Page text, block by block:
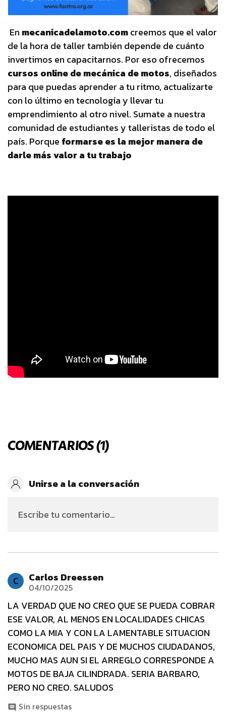
En mecanicadelamoto.comcreemos que el valor
de la hora de taller también depende de cuánto
invertimos en capacitarnos. Por eso ofrecemos
cursos online de mecánica de motos, diseñados
para que puedas aprender a tu ritmo, actualizarte
con lo último en tecnología y llevar tu
emprendimiento al otro nivel. Sumate a nuestra
comunidad de estudiantes y talleristas de todo el
país. Porque formarse es la mejor manera de
darle más valor a tu trabajo
COMENTARIOS (1)
Unirse a la conversación
Escribe tu comentario…
C Carlos Dreessen
04/10/2025
LA VERDAD QUE NO CREO QUE SE PUEDA COBRAR
ESE VALOR, AL MENOS EN LOCALIDADES CHICAS
COMO LA MIA Y CON LA LAMENTABLE SITUACION
ECONOMICA DEL PAIS Y DE MUCHOS CIUDADANOS,
MUCHO MAS AUN SI EL ARREGLO CORRESPONDE A
MOTOS DE BAJA CILINDRADA. SERIA BARBARO,
PERO NO CREO. SALUDOS
comment Sin respuestas